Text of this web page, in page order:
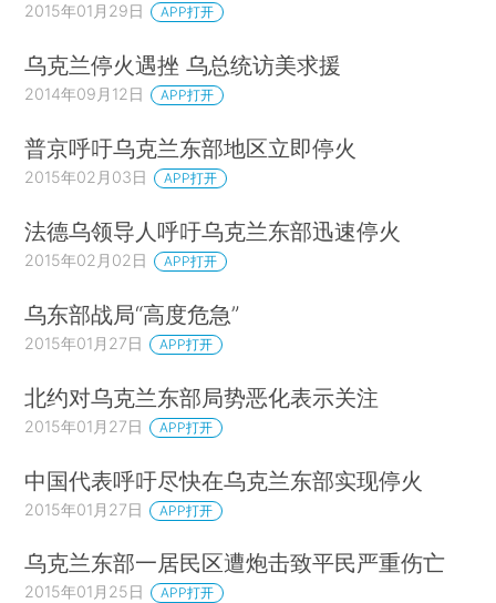
2015年01月29日 APP打开
乌克兰停火遇挫 乌总统访美求援
2014年09月12日 APP打开
普京呼吁乌克兰东部地区立即停火
2015年02月03日 APP打开
法德乌领导人呼吁乌克兰东部迅速停火
2015年02月02日 APP打开
乌东部战局“高度危急”
2015年01月27日 APP打开
北约对乌克兰东部局势恶化表示关注
2015年01月27日 APP打开
中国代表呼吁尽快在乌克兰东部实现停火
2015年01月27日 APP打开
乌克兰东部一居民区遭炮击致平民严重伤亡
2015年01月25日 APP打开